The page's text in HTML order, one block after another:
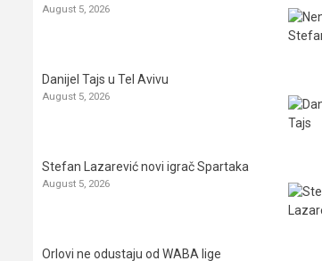
August 5, 2026
Danijel Tajs u Tel Avivu
August 5, 2026
Stefan Lazarević novi igrač Spartaka
August 5, 2026
Orlovi ne odustaju od WABA lige